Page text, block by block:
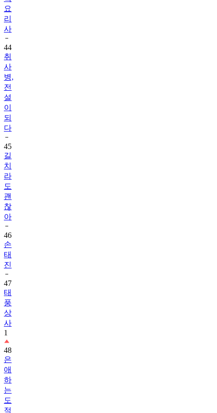
요
리
사
44
취
사
병,
전
설
이
되
다
45
길
치
라
도
괜
찮
아
46
손
태
진
47
태
풍
상
사
1
48
은
애
하
는
도
적